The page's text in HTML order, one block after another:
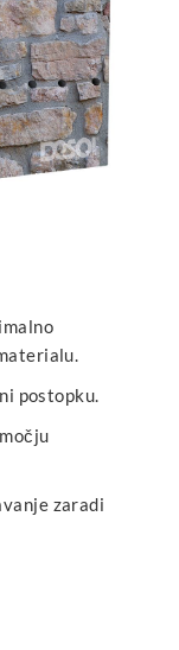
postopku.
zaradi